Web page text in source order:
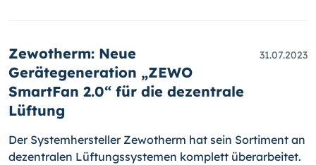
Zewotherm: Neue
Gerätegeneration „ZEWO
SmartFan 2.0“ für die dezentrale
Lüftung
31.07.2023
Der Systemhersteller Zewotherm hat sein Sortiment an
dezentralen Lüftungssystemen komplett überarbeitet.